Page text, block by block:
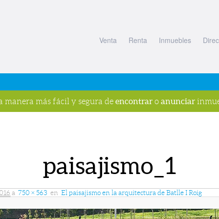
Venta Renta Inmuebles
manera más fácil y segura de encontrar o anunciar
paisajismo_1
a 750 × 563 en El paisajismo en la arquitectura de Batlle I Roig